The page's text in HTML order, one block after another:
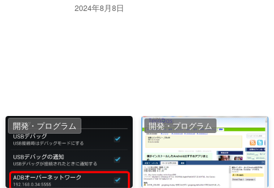
2024年8月8日
開発・プログラム 開発・プログラム